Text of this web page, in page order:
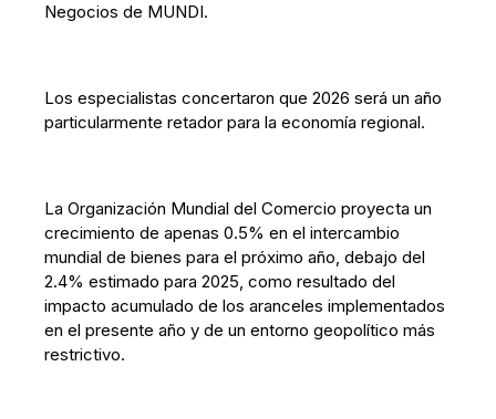
Negocios de MUNDI.
Los especialistas concertaron que 2026 será un año
particularmente retador para la economía regional.
La Organización Mundial del Comercio proyecta un
crecimiento de apenas 0.5% en el intercambio
mundial de bienes para el próximo año, debajo del
2.4% estimado para 2025, como resultado del
impacto acumulado de los aranceles implementados
en el presente año y de un entorno geopolítico más
restrictivo.